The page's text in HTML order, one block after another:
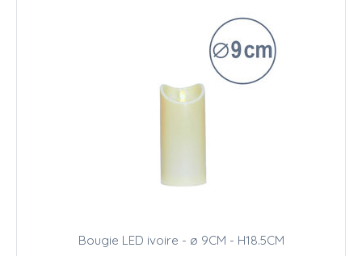
Bougie LED ivoire - ø 9CM - H18.5CM